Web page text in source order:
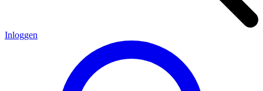
Inloggen